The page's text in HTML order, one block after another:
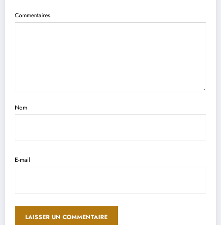
Commentaires
Nom
E-mail